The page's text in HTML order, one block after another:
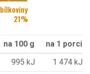
bílkoviny
21%
na 100 g
na 1 porci
995 kJ
1 474 kJ